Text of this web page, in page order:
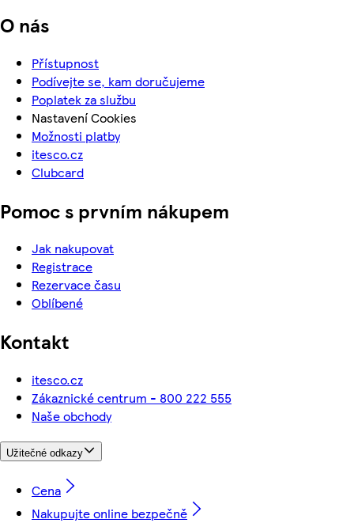
O nás
Přístupnost
Podívejte se, kam doručujeme
Poplatek za službu
Nastavení Cookies
Možnosti platby
itesco.cz
Clubcard
Pomoc s prvním nákupem
Jak nakupovat
Registrace
Rezervace času
Oblíbené
Kontakt
itesco.cz
Zákaznické centrum - 800 222 555
Naše obchody
Užitečné odkazy
Cena
Nakupujte online bezpečně